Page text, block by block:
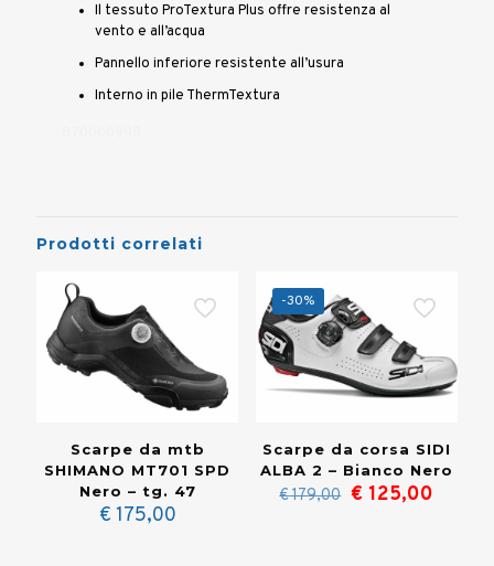
Il tessuto ProTextura Plus offre resistenza al
vento e all’acqua
Pannello inferiore resistente all’usura
Interno in pile ThermTextura
Prodotti correlati
Scarpe da mtb
SHIMANO MT701 SPD
Nero – tg. 47
€ 175,00
-30%
Scarpe da corsa SIDI
ALBA 2 – Bianco Nero
€179,00 Il
€ 125,00